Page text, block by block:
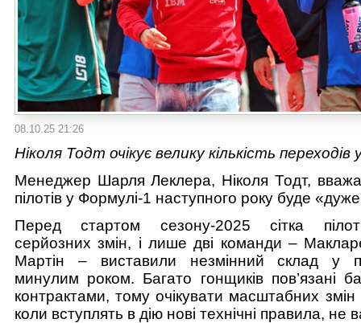
08.10.25 21:26
Ніколя Тодт очікує велику кількість переходів
Менеджер Шарля Леклера, Ніколя Тодт,
пілотів у Формулі-1 наступного року буде
Перед стартом сезону-2025 сітка
серйозних змін, і лише дві команди –
Мартін – виставили незмінний склад у
минулим роком. Багато гонщиків пов’язані
контрактами, тому очікувати масштабних
коли вступлять в дію нові технічні правила, не